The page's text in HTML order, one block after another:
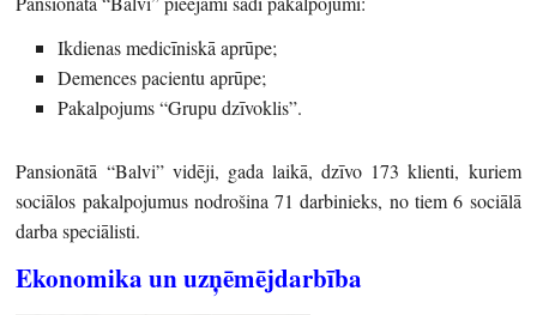
Ikdienas medicīniskā aprūpe;
Demences pacientu aprūpe;
Pakalpojums “Grupu dzīvoklis”.
Pansionātā “Balvi” vidēji, gada laikā, dzīvo 173 klienti, kuriem
sociālos pakalpojumus nodrošina 71 darbinieks, no tiem 6 sociālā
darba speciālisti.
Ekonomika un uzņēmējdarbība